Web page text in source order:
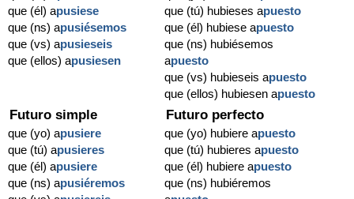
que (él) apusiese
que (ns) apusiésemos
que (vs) apusieseis
que (ellos) apusiesen
que (tú) hubieses apuesto
que (él) hubiese apuesto
que (ns) hubiésemos
apuesto
que (vs) hubieseis apuesto
que (ellos) hubiesen apuesto
Futuro simple
que (yo) apusiere
que (tú) apusieres
que (él) apusiere
que (ns) apusiéremos
Futuro perfecto
que (yo) hubiere apuesto
que (tú) hubieres apuesto
que (él) hubiere apuesto
que (ns) hubiéremos